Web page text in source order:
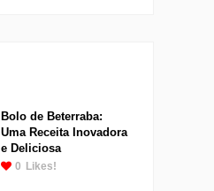
Bolo de Beterraba:
Uma Receita Inovadora
e Deliciosa
0 Likes!